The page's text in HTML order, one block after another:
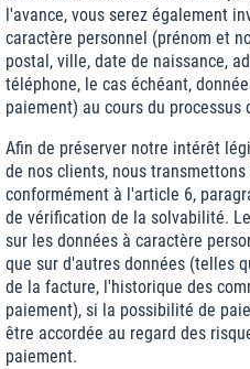
l'avance, vous serez également
caractère personnel (prénom et
postal, ville, date de naissance,
téléphone, le cas échéant,
paiement) au cours du processus
Afin de préserver notre intérêt
de nos clients, nous
conformément à l'article 6,
de vérification de la solvabilité.
sur les données à caractère
que sur d'autres données (telles
de la facture, l'historique des
paiement), si la possibilité de
être accordée au regard des
paiement.